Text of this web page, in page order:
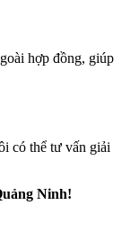
hợp đồng, giúp
có thể tư vấn giải
Ninh!